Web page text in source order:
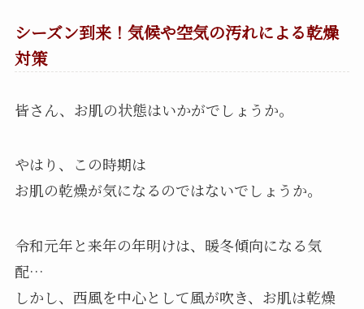
シーズン到来！気候や空気の汚れによる乾燥
対策
皆さん、お肌の状態はいかがでしょうか。
やはり、この時期は
お肌の乾燥が気になるのではないでしょうか。
令和元年と来年の年明けは、暖冬傾向になる気
配…
しかし、西風を中心として風が吹き、お肌は乾燥